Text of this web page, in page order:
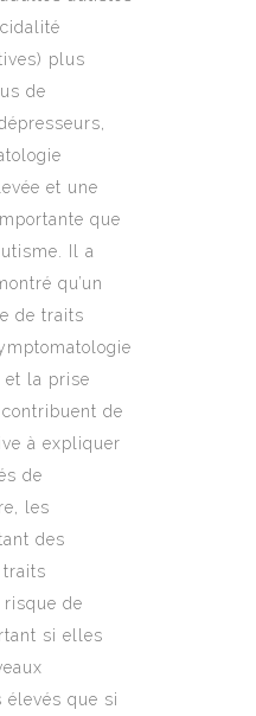
plus
de
et une
que
Il a
qu’un
de traits
et la prise
de
à expliquer
de
les
des
traits
de
si elles
élevés que si